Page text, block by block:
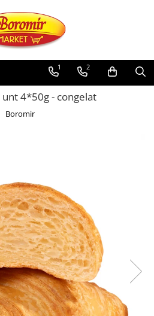
1 2
unt 4*50g - congelat
Boromir